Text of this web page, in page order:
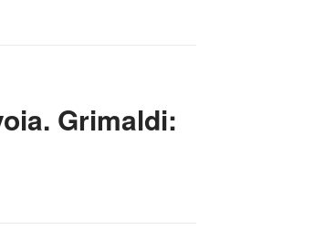
Grimaldi: